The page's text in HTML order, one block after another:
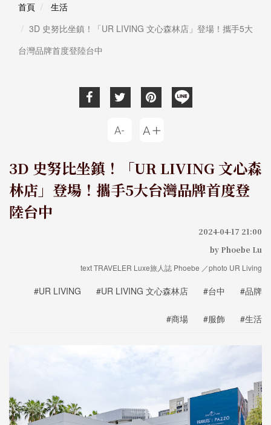
首頁
生活
3D 史努比坐鎮！「UR LIVING 文心森林店」登場！攜手5大
台灣品牌首度登陸台中
3D 史努比坐鎮！「UR LIVING 文心森
林店」登場！攜手5大台灣品牌首度登
陸台中
2024-04-17 21:00
by Phoebe Lu
text TRAVELER Luxe旅人誌 Phoebe ／photo UR Living
#UR LIVING #UR LIVING 文心森林店 #台中 #品牌
#商場 #服飾 #生活